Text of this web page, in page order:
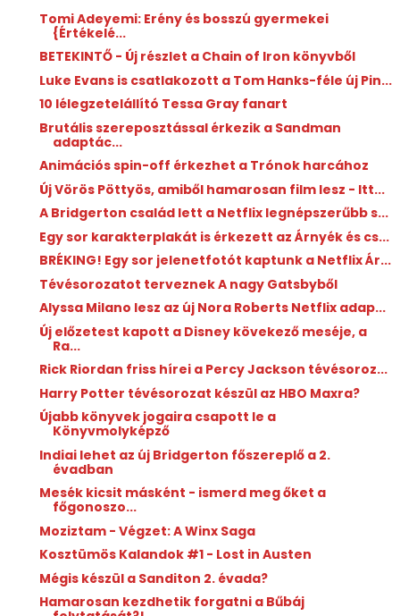
Tomi Adeyemi: Erény ​és bosszú gyermekei
{Értékelé...
BETEKINTŐ - Új részlet a Chain of Iron könyvből
Luke Evans is csatlakozott a Tom Hanks-féle új Pin...
10 lélegzetelállító Tessa Gray fanart
Brutális szereposztással érkezik a Sandman
adaptác...
Animációs spin-off érkezhet a Trónok harcához
Új Vörös Pöttyös, amiből hamarosan film lesz - Itt...
A Bridgerton család lett a Netflix legnépszerűbb s...
Egy sor karakterplakát is érkezett az Árnyék és cs...
BRÉKING! Egy sor jelenetfotót kaptunk a Netflix Ár...
Tévésorozatot terveznek A nagy Gatsbyből
Alyssa Milano lesz az új Nora Roberts Netflix adap...
Új előzetest kapott a Disney kövekező meséje, a
Ra...
Rick Riordan friss hírei a Percy Jackson tévésoroz...
Harry Potter tévésorozat készül az HBO Maxra?
Újabb könyvek jogaira csapott le a
Könyvmolyképző
Indiai lehet az új Bridgerton főszereplő a 2.
évadban
Mesék kicsit másként - ismerd meg őket a
főgonoszo...
Moziztam - Végzet: A Winx Saga
Kosztümös Kalandok #1 - Lost in Austen
Mégis készül a Sanditon 2. évada?
Hamarosan kezdhetik forgatni a Bűbáj